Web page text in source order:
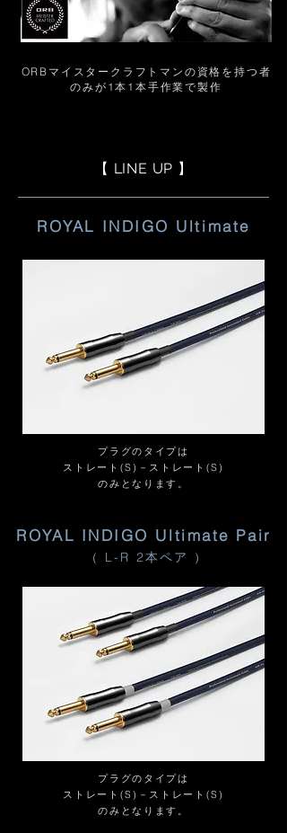
ORBマイスタークラフトマンの資格を持つ者
のみが1本1本手作業で製作
【 LINE UP 】
ROYAL INDIGO Ultimate
プラグのタイプは
ストレート(S)－ストレート(S)
​のみとなります。
ROYAL INDIGO Ultimate Pair
（ L-R 2本ペア ）
プラグのタイプは
ストレート(S)－ストレート(S)
​のみとなります。